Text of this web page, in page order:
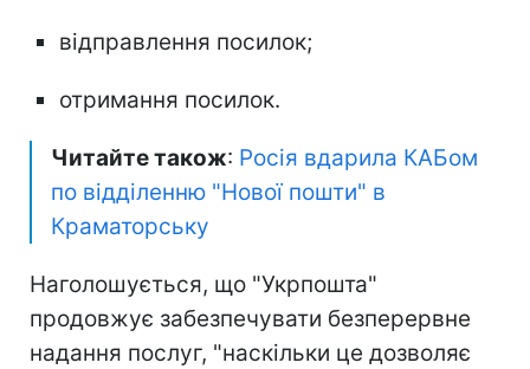
відправлення посилок;
отримання посилок.
Читайте також: Росія вдарила КАБом
по відділенню "Нової пошти" в
Краматорську
Наголошується, що "Укрпошта"
продовжує забезпечувати безперервне
надання послуг, "наскільки це дозволяє